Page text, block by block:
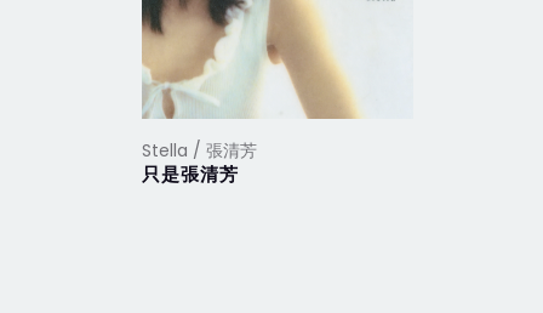
Stella / 張清芳
只是張清芳